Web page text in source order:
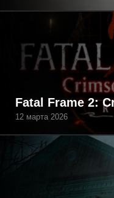
Fatal Frame 2:
12 марта 2026